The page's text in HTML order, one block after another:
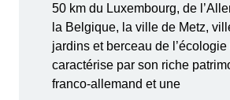
50 km du Luxembourg, de
la Belgique, la ville de Metz,
jardins et berceau de
caractérise par son riche
franco-allemand et une